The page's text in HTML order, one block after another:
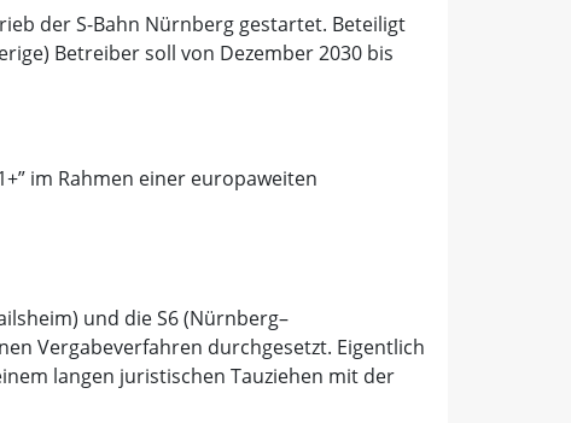
der S-Bahn Nürnberg gestartet. Beteiligt
Betreiber soll von Dezember 2030 bis
im Rahmen einer europaweiten
und die S6 (Nürnberg–
Vergabeverfahren durchgesetzt. Eigentlich
langen juristischen Tauziehen mit der